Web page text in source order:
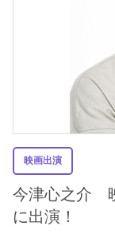
映画出演
今津心之介
に出演！